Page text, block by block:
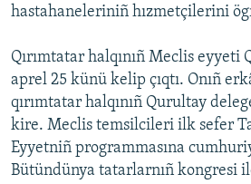
hastahaneleriniñ hızmetçilerini
Qırımtatar halqınıñ Meclis eyyeti
aprel 25 künü kelip çıqtı. Onıñ
qırımtatar halqınıñ Qurultay
kire. Meclis temsilcileri ilk sefer
Eyyetniñ programmasına
Bütündünya tatarlarnıñ kongresi